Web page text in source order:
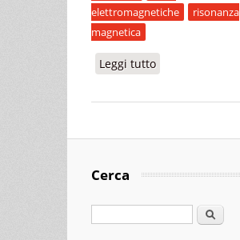
elettromagnetiche
risonanza
magnetica
Leggi tutto
Cerca
Cerca